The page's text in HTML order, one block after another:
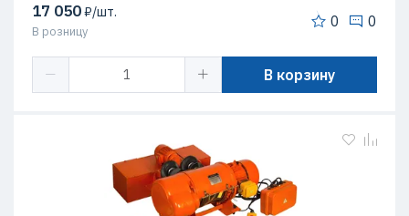
17 050₽/шт.
В розницу
0 0
В корзину